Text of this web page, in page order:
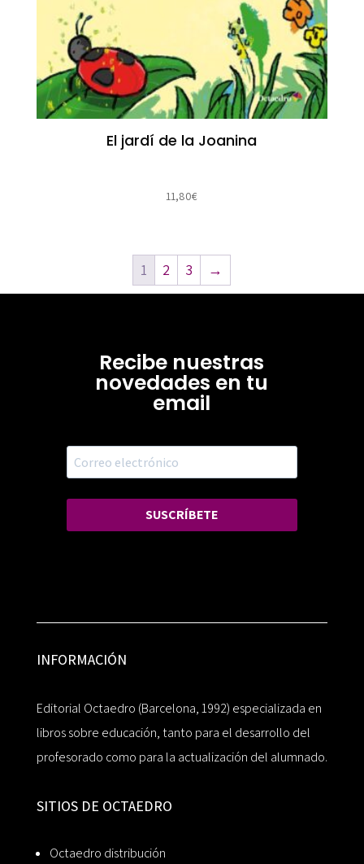
El jardí de la Joanina
11,80€
1 2 3 →
Recibe nuestras
novedades en tu
email
SUSCRÍBETE
INFORMACIÓN
Editorial Octaedro (Barcelona, 1992) especializada en
libros sobre educación, tanto para el desarrollo del
profesorado como para la actualización del alumnado.
SITIOS DE OCTAEDRO
Octaedro distribución